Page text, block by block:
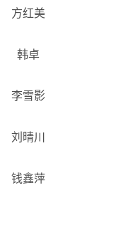
方红美
韩卓
李雪影
刘晴川
钱鑫萍